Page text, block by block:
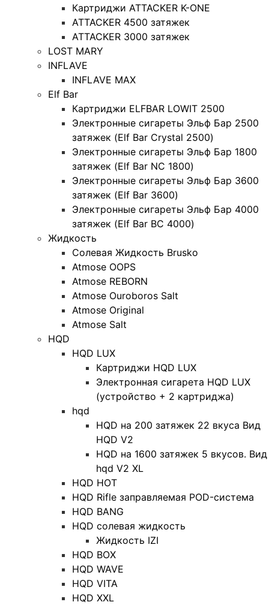
Картриджи ATTACKER K-ONE
ATTACKER 4500 затяжек
ATTACKER 3000 затяжек
LOST MARY
INFLAVE
INFLAVE MAX
Elf Bar
Картриджи ELFBAR LOWIT 2500
Электронные сигареты Эльф Бар 2500
затяжек (Elf Bar Crystal 2500)
Электронные сигареты Эльф Бар 1800
затяжек (Elf Bar NC 1800)
Электронные сигареты Эльф Бар 3600
затяжек (Elf Bar 3600)
Электронные сигареты Эльф Бар 4000
затяжек (Elf Bar BC 4000)
Жидкость
Солевая Жидкость Brusko
Atmose OOPS
Atmose REBORN
Atmose Ouroboros Salt
Atmose Original
Atmose Salt
HQD
HQD LUX
Картриджи HQD LUX
Электронная сигарета HQD LUX
(устройство + 2 картриджа)
hqd
HQD на 200 затяжек 22 вкуса Вид
HQD V2
HQD на 1600 затяжек 5 вкусов. Вид
hqd V2 XL
HQD HOT
HQD Rifle заправляемая POD-система
HQD BANG
HQD солевая жидкость
Жидкость IZI
HQD BOX
HQD WAVE
HQD VITA
HQD XXL